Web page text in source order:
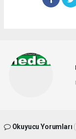
Okuyucu Yorumları